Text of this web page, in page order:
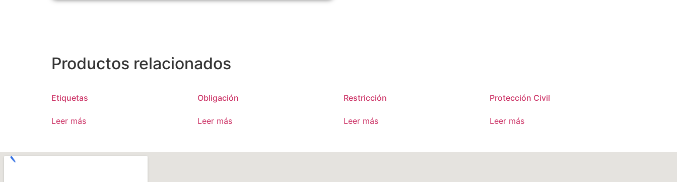
Productos relacionados
Etiquetas
Leer más
Obligación
Leer más
Restricción
Leer más
Protección Civil
Leer más